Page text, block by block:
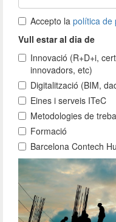
Accepto la política de
Vull estar al dia de
Innovació (R+D+i,
innovadors, etc)
Digitalització (BIM,
Eines i serveis ITeC
Metodologies de
Formació
Barcelona Contech